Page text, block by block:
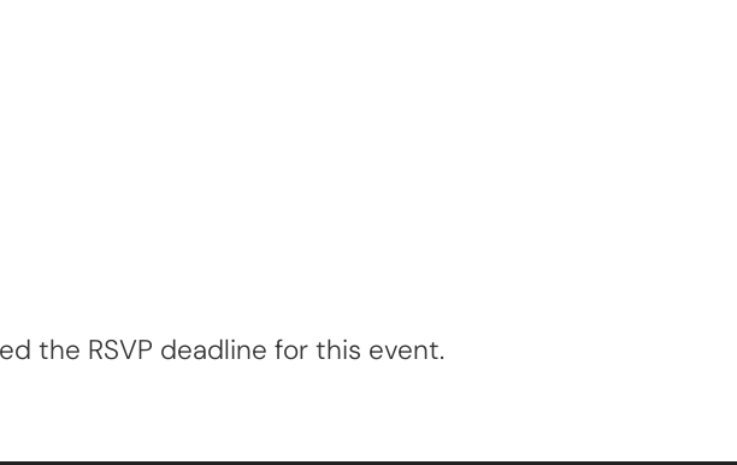
the RSVP deadline for this event.